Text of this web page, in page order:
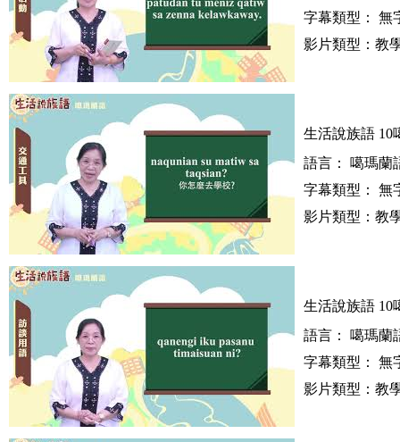
字幕類型： 無
影片類型：教
生活說族語 10
語言： 噶瑪蘭
字幕類型： 無
影片類型：教
生活說族語 10
語言： 噶瑪蘭
字幕類型： 無
影片類型：教